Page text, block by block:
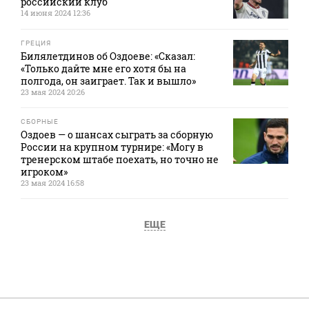
14 июня 2024 12:36
ГРЕЦИЯ
Билялетдинов об Оздоеве: «Сказал:
«Только дайте мне его хотя бы на
полгода, он заиграет. Так и вышло»
23 мая 2024 20:26
СБОРНЫЕ
Оздоев — о шансах сыграть за сборную
России на крупном турнире: «Могу в
тренерском штабе поехать, но точно не
игроком»
23 мая 2024 16:58
ЕЩЕ